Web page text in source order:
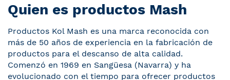
Quien es productos Mash
Productos Kol Mash es una marca reconocida con
más de 50 años de experiencia en la fabricación de
productos para el descanso de alta calidad.
Comenzó en 1969 en Sangüesa (Navarra) y ha
evolucionado con el tiempo para ofrecer productos